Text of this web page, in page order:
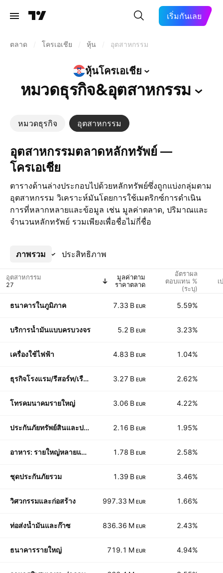
เริ่มกันเลย
ตลาด โครเอเชีย หุ้น อุตสาหกรรม
หุ้นโครเอเชีย
หมวดธุรกิจ&อุตสาหกรรม
หมวดธุรกิจ อุตสาหกรรม
อุตสาหกรรมตลาดหลักทรัพย์ —
โครเอเชีย
ตารางด้านล่างประกอบไปด้วยหลักทรัพย์ซึ่งถูกแบ่งกลุ่มตาม
อุตสาหกรรม วิเคราะห์มันโดยการใช้เมตริกซ์การดำเนิน
การที่หลากหลายและข้อมูล เช่น มูลค่าตลาด, ปริมาณและ
จำนวนหลักทรัพย์ รวมเพียงเพื่อชื่อไม่กี่ชื่อ
ภาพรวม ประสิทธิภาพ
เพิ่มเติม
อุตสาหกรรม
มูลค่าตาม
ราคาตลาด
อัตราผล
ตอบแทน %
(ระบุ)
เ
ธนาคารในภูมิภาค 7.33 B EUR 5.59%
บริการน้ำมันแบบครบวงจร 5.2 B EUR 3.23%
เครื่องใช้ไฟฟ้า 4.83 B EUR 1.04%
ธุรกิจโรงแรม/รีสอร์ท/เรือสำราญ 3.27 B EUR 2.62%
โทรคมนาคมรายใหญ่ 3.06 B EUR 4.22%
ประกันภัยทรัพย์สินและประกันวินาศภัย 2.16 B EUR 1.95%
อาหาร: รายใหญ่หลายแบรนด์ 1.78 B EUR 2.58%
ชุดประกันภัยรวม 1.39 B EUR 3.46%
วิศวกรรมและก่อสร้าง 997.33 M EUR 1.66%
ท่อส่งน้ำมันและก๊าซ 836.36 M EUR 2.43%
ธนาคารรายใหญ่ 719.1 M EUR 4.94%